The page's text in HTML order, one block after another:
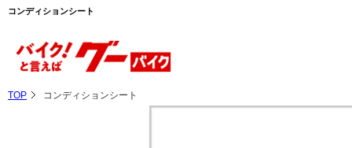
コンディションシート
TOP コンディションシート